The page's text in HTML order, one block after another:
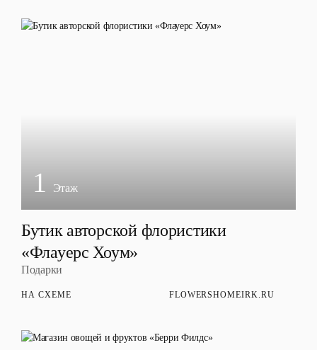
1 Этаж
Бутик авторской флористики
«Флауерс Хоум»
Подарки
НА СХЕМЕ FLOWERSHOMEIRK.RU